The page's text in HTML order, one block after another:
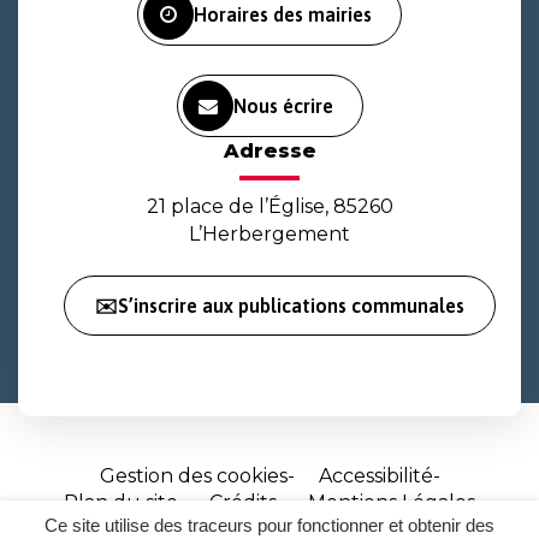
Ce site utilise des traceurs pour fonctionner et obtenir des
Horaires des mairies
Nous écrire
Adresse
21 place de l’Église, 85260
L’Herbergement
✉️S’inscrire aux publications communales
Gestion des cookies
Accessibilité
Plan du site
Crédits
Mentions Légales